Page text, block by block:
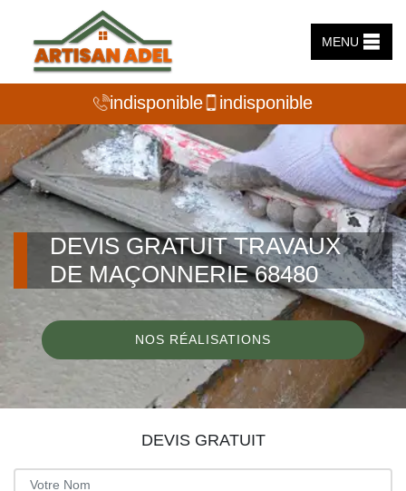
MENU
indisponible indisponible
DEVIS GRATUIT TRAVAUX
DE MAÇONNERIE 68480
NOS RÉALISATIONS
DEVIS GRATUIT